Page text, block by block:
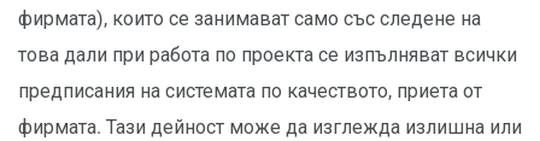
фирмата), които се занимават само със следене на
това дали при работа по проекта се изпълняват всички
предписания на системата по качеството, приета от
фирмата. Тази дейност може да изглежда излишна или